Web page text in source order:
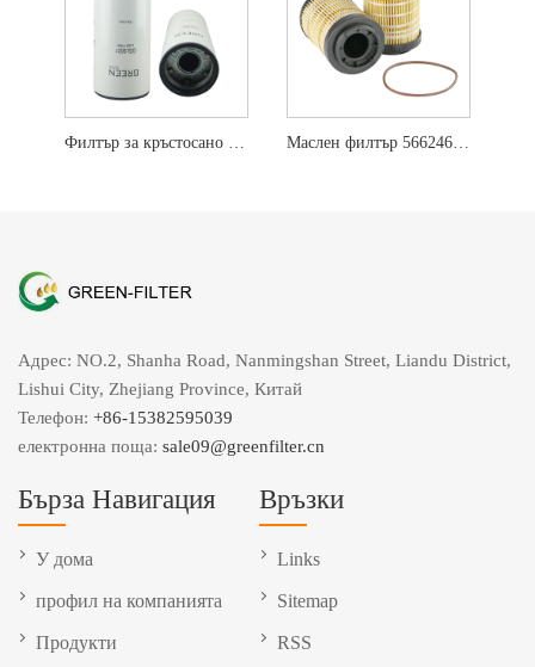
Адрес: NO.2, Shanha Road, Nanmingshan Street, Liandu District,
Lishui City, Zhejiang Province, Китай
Телефон: +86-15382595039
електронна поща: sale09@greenfilter.cn
Бърза Навигация
У дома
профил на компанията
Продукти
Връзки
Links
Sitemap
RSS